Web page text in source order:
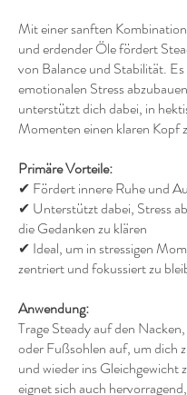
Mit einer sanften
und erdender Öle fördert
von Balance und Stabilität.
emotionalen Stress
unterstützt dich dabei, in
Momenten einen klaren Kopf
Primäre Vorteile:
✔ Fördert innere Ruhe und
✔ Unterstützt dabei, Stress
die Gedanken zu klären
✔ Ideal, um in stressigen
zentriert und fokussiert zu
Anwendung:
Trage Steady auf den
oder Fußsohlen auf, um dich
und wieder ins Gleichgewicht
eignet sich auch